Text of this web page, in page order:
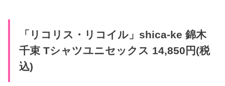
「リコリス・リコイル」shica-ke 錦木
千束 Tシャツユニセックス 14,850円(税
込)